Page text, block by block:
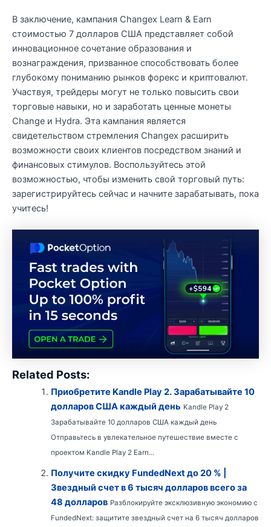
В заключение, кампания Changex Learn & Earn
стоимостью 7 долларов США представляет собой
инновационное сочетание образования и
вознаграждения, призванное способствовать более
глубокому пониманию рынков форекс и криптовалют.
Участвуя, трейдеры могут не только повысить свои
торговые навыки, но и заработать ценные монеты
Change и Hydra. Эта кампания является
свидетельством стремления Changex расширить
возможности своих клиентов посредством знаний и
финансовых стимулов. Воспользуйтесь этой
возможностью, чтобы изменить свой торговый путь:
зарегистрируйтесь сейчас и начните зарабатывать, пока
учитесь!
Related Posts:
Приобретите Kandle Play 2. Зарабатывайте 10
долларов США каждый день Kandle Play 2
Зарабатывайте 10 долларов США каждый день
Отправьтесь в увлекательное путешествие вместе с
проектом Kandle Play 2 Earn...
Получите скидку FundedNext до 20 % |
Звездный счет в 6 тысяч долларов всего за
48 долларов Разблокируйте эксклюзивную экономию с
FundedNext: защитите звездный счет на 6 тысяч долларов